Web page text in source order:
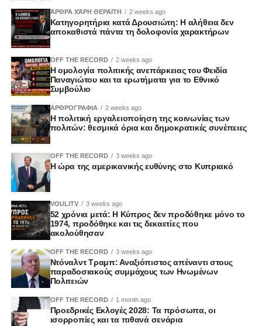
ΆΡΘΡΑ ΧΆΡΗ ΘΕΡΑΠΉ 2 weeks ago
Κατηγορητήρια κατά Δρουσιώτη: Η αλήθεια δεν
αποκαθιστά πάντα τη δολοφονία χαρακτήρων
OFF THE RECORD 2 weeks ago
Η ομολογία πολιτικής ανεπάρκειας του Φειδία
Παναγιώτου και τα ερωτήματα για το Εθνικό
Συμβούλιο
ΑΡΘΡΟΓΡΑΦΙΑ 2 weeks ago
Η πολιτική εργαλειοποίηση της κοινωνίας των
πολιτών: θεσμικά όρια και δημοκρατικές συνέπειες
OFF THE RECORD 3 weeks ago
Η ώρα της αμερικανικής ευθύνης στο Κυπριακό
VOULITV 3 weeks ago
52 χρόνια μετά: Η Κύπρος δεν προδόθηκε μόνο το
1974, προδόθηκε και τις δεκαετίες που
ακολούθησαν
OFF THE RECORD 3 weeks ago
Ντόναλντ Τραμπ: Αναξιόπιστος απέναντι στους
παραδοσιακούς συμμάχους των Ηνωμένων
Πολιτειών
OFF THE RECORD 1 month ago
Προεδρικές Εκλογές 2028: Τα πρόσωπα, οι
ισορροπίες και τα πιθανά σενάρια